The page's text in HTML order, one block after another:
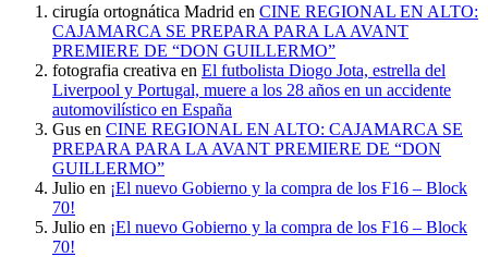
cirugía ortognática Madrid en CINE REGIONAL EN ALTO:
CAJAMARCA SE PREPARA PARA LA AVANT
PREMIERE DE “DON GUILLERMO”
fotografia creativa en El futbolista Diogo Jota, estrella del
Liverpool y Portugal, muere a los 28 años en un accidente
automovilístico en España
Gus en CINE REGIONAL EN ALTO: CAJAMARCA SE
PREPARA PARA LA AVANT PREMIERE DE “DON
GUILLERMO”
Julio en ¡El nuevo Gobierno y la compra de los F16 – Block
70!
Julio en ¡El nuevo Gobierno y la compra de los F16 – Block
70!